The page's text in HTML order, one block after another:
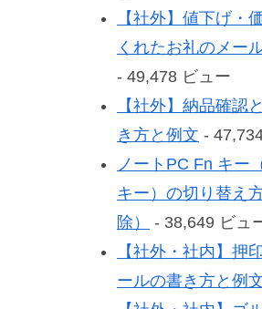
【社外】値下げ・
くれたお礼のメー
- 49,478 ビュー
【社外】納品確認
き方と例文 -
ノートPC Fn キー
キー）の切り替え
除）
- 38,649 ビュ
【社外・社内】押
ールの書き方と例